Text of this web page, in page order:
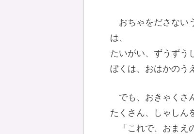
おちゃをださない
は、
たいがい、ずうずう
ぼくは、おはかのう
でも、おきゃくさ
たくさん、しゃしん
「これで、おまえ